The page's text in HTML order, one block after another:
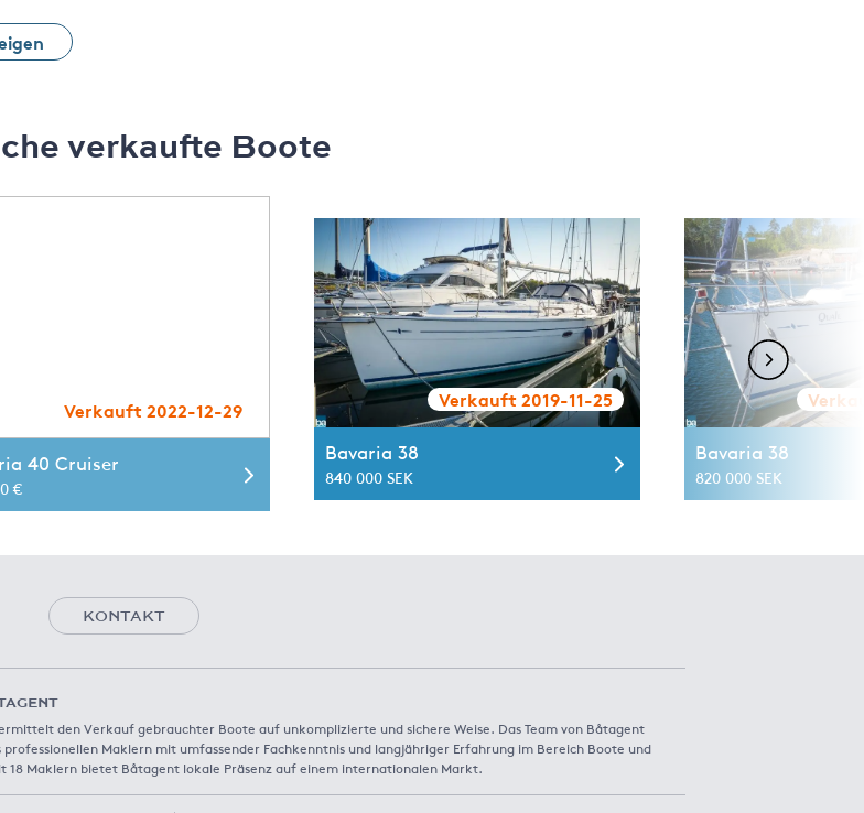
verkaufte Boote
Verkauft 2022-12-29
40 Cruiser
€
Verkauft 2019-11-25
Bavaria 38
840 000 SEK
Bavaria 38
820 000 SEK
KONTAKT
den Verkauf gebrauchter Boote auf unkomplizierte und sichere Weise. Das Team von Båtagent
professionellen Maklern mit umfassender Fachkenntnis und langjähriger Erfahrung im Bereich Boote und
18 Maklern bietet Båtagent lokale Präsenz auf einem internationalen Markt.